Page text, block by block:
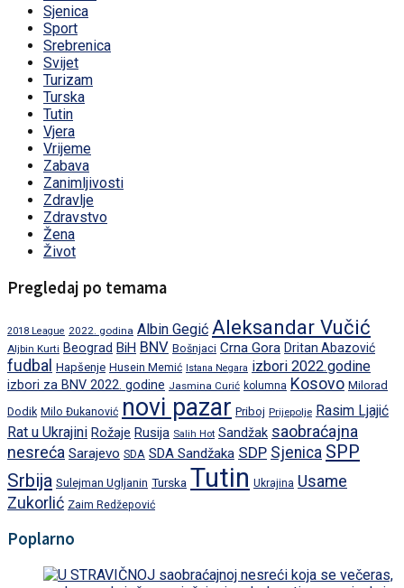
Sjenica
Sport
Srebrenica
Svijet
Turizam
Turska
Tutin
Vjera
Vrijeme
Zabava
Zanimljivosti
Zdravlje
Zdravstvo
Žena
Život
Pregledaj po temama
2018 League 2022. godina Albin Gegić Aleksandar Vučić
Aljbin Kurti Beograd BiH BNV Bošnjaci Crna Gora Dritan Abazović
fudbal Hapšenje Husein Memić Istana Negara izbori 2022.godine
izbori za BNV 2022. godine Jasmina Curić kolumna Kosovo Milorad
Dodik Milo Đukanović novi pazar Priboj Prijepolje Rasim Ljajić
Rat u Ukrajini Rožaje Rusija Salih Hot Sandžak saobraćajna
nesreća Sarajevo SDA SDA Sandžaka SDP Sjenica SPP
Srbija Sulejman Ugljanin Turska Tutin Ukrajina Usame
Zukorlić Zaim Redžepović
Poplarno